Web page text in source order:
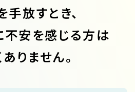
手放すとき、
不安を感じる方は
りません。